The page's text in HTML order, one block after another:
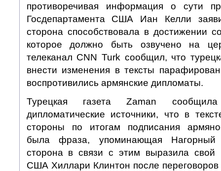
противоречивая информация о сути
Госдепартамента США Иан Келли
сторона способствовала в достижении
которое должно быть озвучено на
телеканал CNN Turk сообщил, что
внести изменения в тексты
воспротивились армянские дипломаты.
Турецкая газета Zaman
дипломатические источники, что в
стороны по итогам подписания
была фраза, упоминающая Нагорный
сторона в связи с этим выразила свой
США Хиллари Клинтон после переговоров